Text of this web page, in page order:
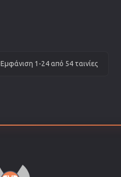
Εμφάνιση 1-24 από 54 ταινίες